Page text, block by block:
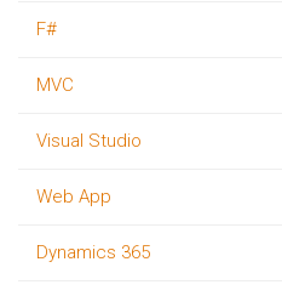
F#
MVC
Visual Studio
Web App
Dynamics 365